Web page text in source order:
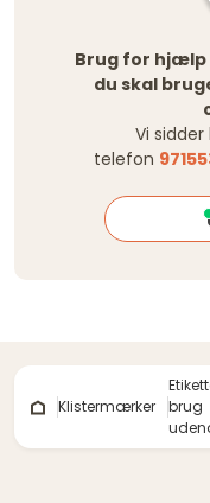
Brug for
du skal
Vi
telefon
Klistermærker
brug